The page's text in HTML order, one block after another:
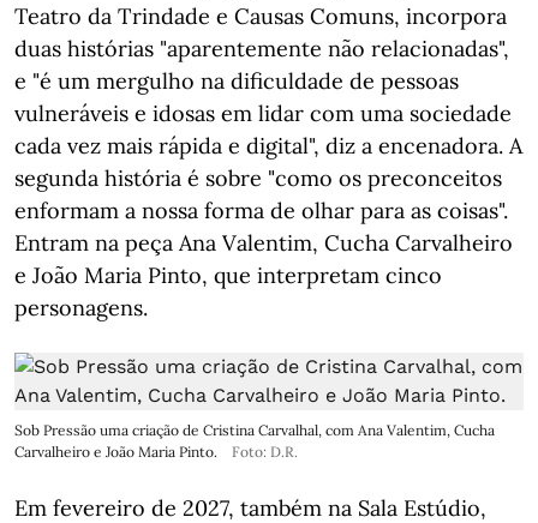
Teatro da Trindade e Causas Comuns, incorpora
duas histórias "aparentemente não relacionadas",
e "é um mergulho na dificuldade de pessoas
vulneráveis e idosas em lidar com uma sociedade
cada vez mais rápida e digital", diz a encenadora. A
segunda história é sobre "como os preconceitos
enformam a nossa forma de olhar para as coisas".
Entram na peça Ana Valentim, Cucha Carvalheiro
e João Maria Pinto, que interpretam cinco
personagens.
Sob Pressão uma criação de Cristina Carvalhal, com Ana Valentim, Cucha
Carvalheiro e João Maria Pinto.
Foto: D.R.
Em fevereiro de 2027, também na Sala Estúdio,